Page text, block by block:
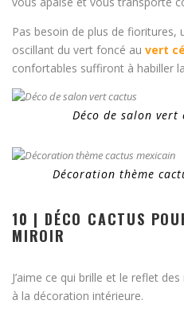
Pas besoin de plus de fioritures,
oscillant du vert foncé au vert
confortables suffiront à habiller
Déco de salon vert
Décoration thème
10 | DÉCO CACTUS
MIROIR
J’aime ce qui brille et le reflet
à la décoration intérieure.